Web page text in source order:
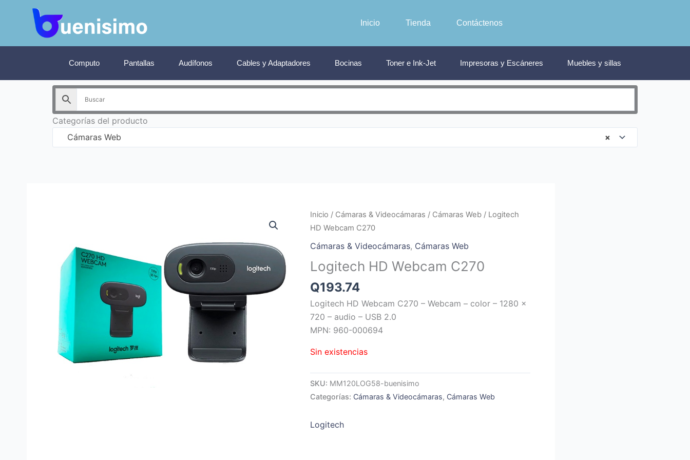
contenido
Inicio Tienda Contáctenos
Computo Pantallas Audífonos Cables y Adaptadores Bocinas Toner e Ink-Jet Impresoras y Escáneres Muebles y sillas
Categorías del producto
×
Cámaras Web
Inicio / Cámaras & Videocámaras / Cámaras Web/ Logitech
HD Webcam C270
Cámaras & Videocámaras, Cámaras Web
Logitech HD Webcam C270
Q193.74
Logitech HD Webcam C270 – Webcam – color – 1280 x
720 – audio – USB 2.0
MPN: 960-000694
Sin existencias
SKU: MM120LOG58-buenisimo
Categorías: Cámaras & Videocámaras, Cámaras Web
Logitech